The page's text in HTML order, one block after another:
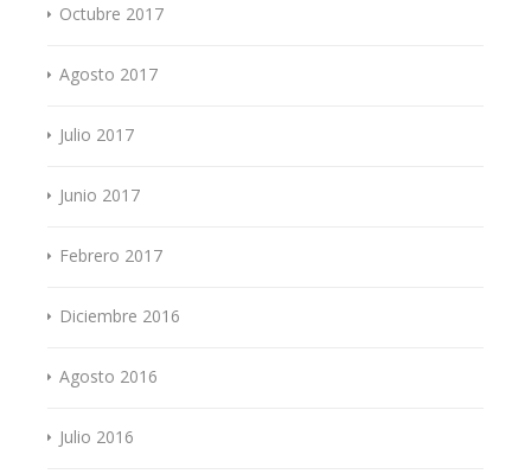
Octubre 2017
Agosto 2017
Julio 2017
Junio 2017
Febrero 2017
Diciembre 2016
Agosto 2016
Julio 2016